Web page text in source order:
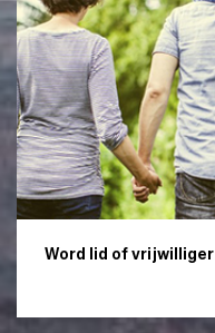
Word lid of vrijwilliger